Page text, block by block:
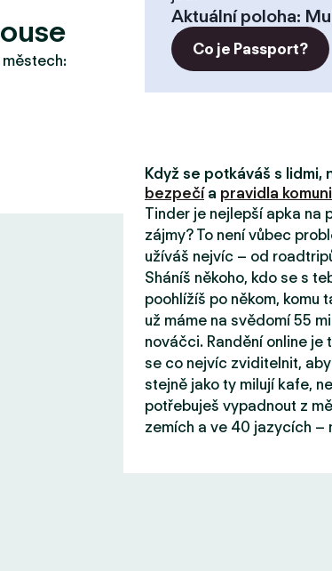
Aktuální poloha:
Co je Passport?
Když se potkáváš s
bezpečía pravidla
Tinder je nejlepší apka na
zájmy? To není vůbec
užíváš nejvíc – od
Sháníš někoho, kdo se s
poohlížíš po někom, komu
už máme na svědomí 55
nováčci. Randění online
se co nejvíc zviditelnit,
stejně jako ty milují kafe,
potřebuješ vypadnout z
zemích a ve 40 jazycích –